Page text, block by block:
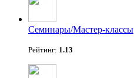
Семинары/Мастер-классы
Рейтинг: 1.13